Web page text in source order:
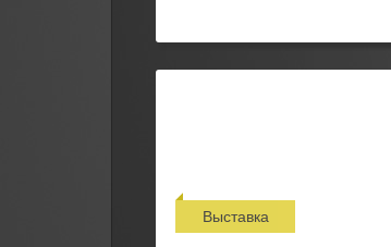
Выставка